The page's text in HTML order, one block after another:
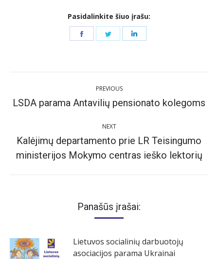
Pasidalinkite šiuo įrašu:
Share
Share
navigation
PREVIOUS
Previous
LSDA parama Antavilių pensionato kolegoms
NEXT
Next
post:
Kalėjimų departamento prie LR Teisingumo
ministerijos Mokymo centras ieško lektorių
Panašūs įrašai:
Lietuvos socialinių darbuotojų
asociacijos parama Ukrainai